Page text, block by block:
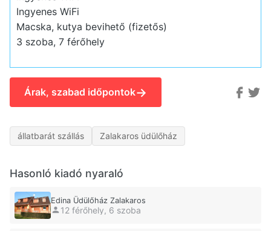
Ingyenes WiFi
Macska, kutya bevihető (fizetős)
3 szoba, 7 férőhely
Árak, szabad időpontok→
állatbarát szállás Zalakaros üdülőház
Hasonló kiadó nyaraló
Edina Üdülőház Zalakaros
12 férőhely, 6 szoba